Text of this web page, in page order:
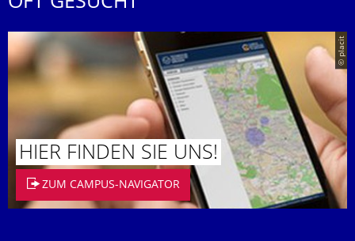
© placit
HIER FINDEN SIE UNS!
ZUM CAMPUS-NAVIGATOR